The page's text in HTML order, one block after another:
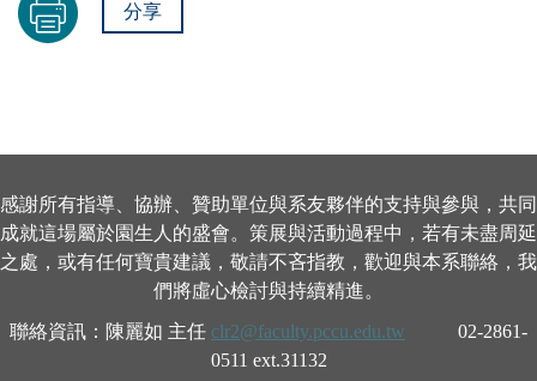
分享
感謝所有指導、協辦、贊助單位與系友夥伴的支持與參與，共同
成就這場屬於園生人的盛會。策展與活動過程中，若有未盡周延
之處，或有任何寶貴建議，敬請不吝指教，歡迎與本系聯絡，我
們將虛心檢討與持續精進。
聯絡資訊：陳麗如 主任 clr2@faculty.pccu.edu.tw
02-2861-
0511 ext.31132